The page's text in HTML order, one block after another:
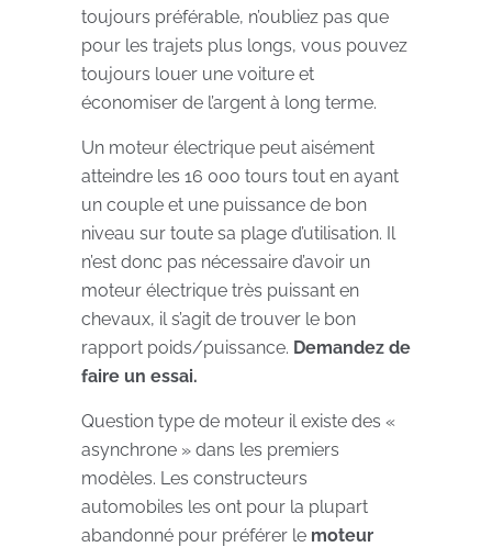
toujours préférable, n’oubliez pas que
pour les trajets plus longs, vous pouvez
toujours louer une voiture et
économiser de l’argent à long terme.
Un moteur électrique peut aisément
atteindre les 16 000 tours tout en ayant
un couple et une puissance de bon
niveau sur toute sa plage d’utilisation. Il
n’est donc pas nécessaire d’avoir un
moteur électrique très puissant en
chevaux, il s’agit de trouver le bon
rapport poids/puissance. Demandez de
faire un essai.
Question type de moteur il existe des «
asynchrone » dans les premiers
modèles. Les constructeurs
automobiles les ont pour la plupart
abandonné pour préférer le moteur